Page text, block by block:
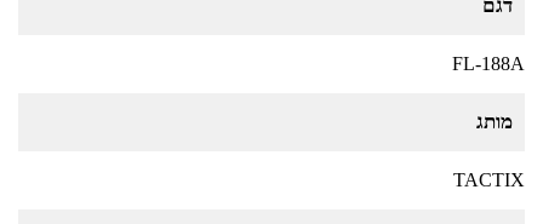
דגם
FL-188A
מותג
TACTIX